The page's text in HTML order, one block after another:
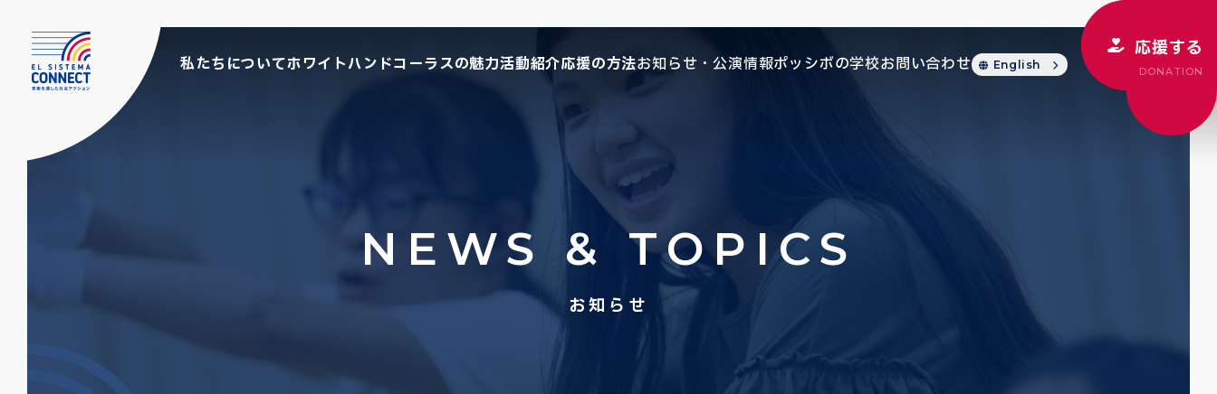
私たちについてホワイトハンドコーラスの魅力活動紹介応援の方法お知らせ・公演情報ポッシボの学校お問い合わせ English
応援する
DONATION
NEWS & TOPICS
お知らせ